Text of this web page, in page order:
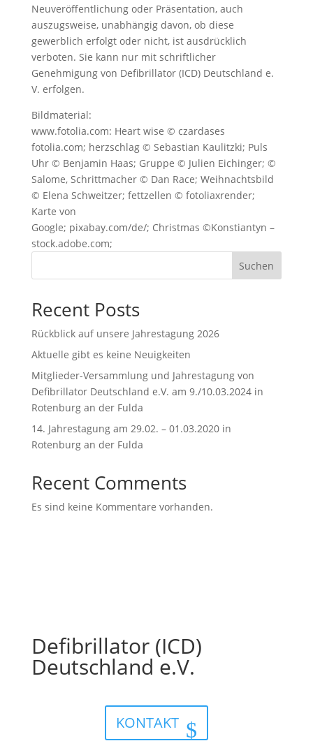
Neuveröffentlichung oder Präsentation, auch
auszugsweise, unabhängig davon, ob diese
gewerblich erfolgt oder nicht, ist ausdrücklich
verboten. Sie kann nur mit schriftlicher
Genehmigung von Defibrillator (ICD) Deutschland e.
V. erfolgen.
Bildmaterial:
www.fotolia.com: Heart wise © czardases
fotolia.com; herzschlag © Sebastian Kaulitzki; Puls
Uhr © Benjamin Haas; Gruppe © Julien Eichinger; ©
Salome, Schrittmacher © Dan Race; Weihnachtsbild
© Elena Schweitzer; fettzellen © fotoliaxrender;
Karte von
Google; pixabay.com/de/; Christmas ©Konstiantyn –
stock.adobe.com;
Suchen
Recent Posts
Rückblick auf unsere Jahrestagung 2026
Aktuelle gibt es keine Neuigkeiten
Mitglieder-Versammlung und Jahrestagung von
Defibrillator Deutschland e.V. am 9./10.03.2024 in
Rotenburg an der Fulda
14. Jahrestagung am 29.02. – 01.03.2020 in
Rotenburg an der Fulda
Recent Comments
Es sind keine Kommentare vorhanden.
Defibrillator (ICD)
Deutschland e.V.
KONTAKT